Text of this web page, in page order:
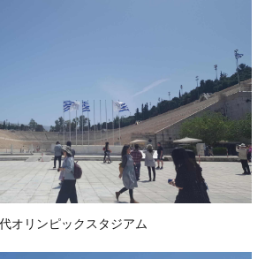
オリンピックスタジアム